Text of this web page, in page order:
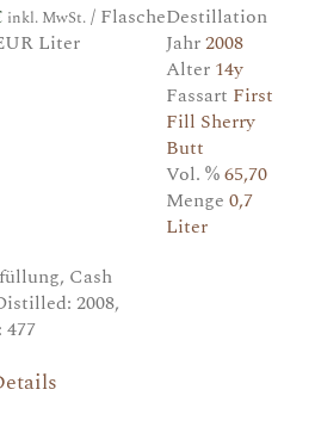
inkl. MwSt. / Flasche
Liter
Destillation
Jahr2008
Alter 14y
Fassart First
Fill Sherry
Butt
Vol. %65,70
Menge0,7
Liter
Cash
2008,